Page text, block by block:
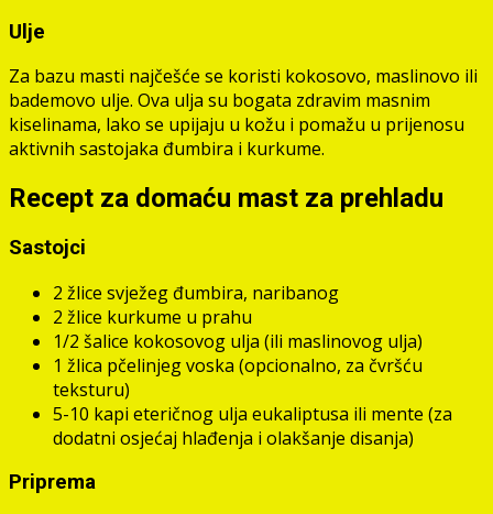
Ulje
Za bazu masti najčešće se koristi kokosovo, maslinovo ili
bademovo ulje. Ova ulja su bogata zdravim masnim
kiselinama, lako se upijaju u kožu i pomažu u prijenosu
aktivnih sastojaka đumbira i kurkume.
Recept za domaću mast za prehladu
Sastojci
2 žlice svježeg đumbira, naribanog
2 žlice kurkume u prahu
1/2 šalice kokosovog ulja (ili maslinovog ulja)
1 žlica pčelinjeg voska (opcionalno, za čvršću
teksturu)
5-10 kapi eteričnog ulja eukaliptusa ili mente (za
dodatni osjećaj hlađenja i olakšanje disanja)
Priprema